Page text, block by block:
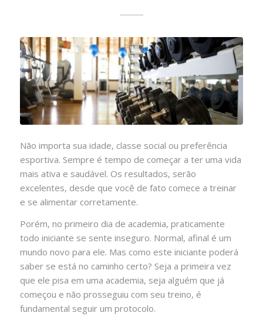
Não importa sua idade, classe social ou preferência
esportiva. Sempre é tempo de começar a ter uma vida
mais ativa e saudável. Os resultados, serão
excelentes, desde que você de fato comece a treinar
e se alimentar corretamente.
Porém, no primeiro dia de academia, praticamente
todo iniciante se sente inseguro. Normal, afinal é um
mundo novo para ele. Mas como este iniciante poderá
saber se está no caminho certo? Seja a primeira vez
que ele pisa em uma academia, seja alguém que já
começou e não prosseguiu com seu treino, é
fundamental seguir um protocolo.